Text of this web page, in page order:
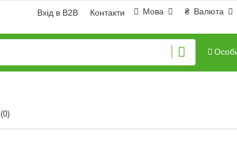
₴ Валюта
Мова
Вхід в B2B Контакти
(0)